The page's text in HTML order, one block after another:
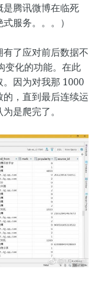
腾讯微博在临死
服务。。。）
了应对前后数据不
变化的功能。在此
因为对我那 1000
，直到最后连续运
是爬完了。